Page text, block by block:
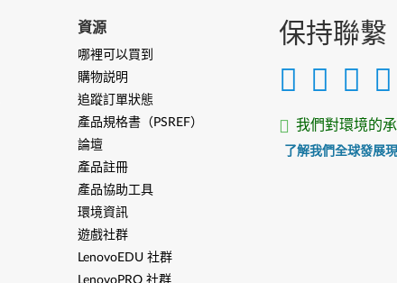
保持聯繫
我們對環境的
了解我們全球發展
資源
哪裡可以買到
購物説明
追蹤訂單狀態
產品規格書（PSREF）
論壇
產品註冊
產品協助工具
環境資訊
遊戲社群
LenovoEDU 社群
LenovoPRO 社群